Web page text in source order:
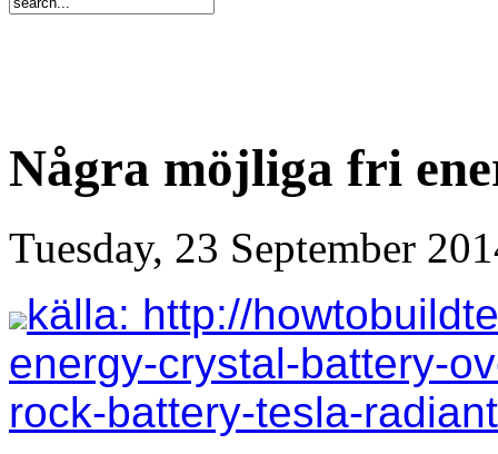
Några möjliga fri
Tuesday, 23 September
källa: http://
energy-crystal-battery-
rock-battery-tesla-